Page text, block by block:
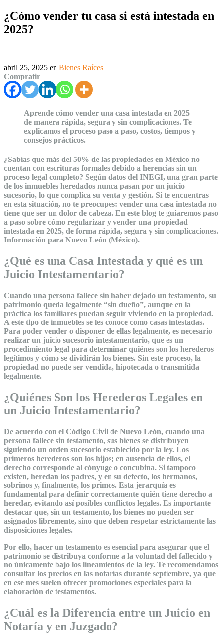
¿Cómo vender tu casa si está intestada en
2025?
abril 25, 2025 en Bienes Raíces
Compratir
Aprende cómo vender una casa intestada en 2025
de manera rápida, segura y sin complicaciones. Te
explicamos el proceso paso a paso, costos, tiempos y
consejos prácticos.
¿Sabías que más del 50% de las propiedades en México no
cuentan con escrituras formales debido a herencias sin un
proceso legal completo? Según datos del INEGI, una gran parte
de los inmuebles heredados nunca pasan por un juicio
sucesorio, lo que complica su venta y gestión. Si te encuentras
en esta situación, no te preocupes: vender una casa intestada no
tiene que ser un dolor de cabeza. En este blog te guiaremos paso
a paso sobre cómo regularizar y vender una propiedad
intestada en 2025, de forma rápida, segura y sin complicaciones.
Información para Nuevo León (México).
¿Qué es una Casa Intestada y qué es un
Juicio Intestamentario?
Cuando una persona fallece sin haber dejado un testamento, su
patrimonio queda legalmente “sin dueño”, aunque en la
práctica los familiares puedan seguir viviendo en la propiedad.
A este tipo de inmuebles se les conoce como casas intestadas.
Para poder vender o disponer de ellas legalmente, es necesario
realizar un juicio sucesorio intestamentario, que es un
procedimiento legal para determinar quiénes son los herederos
legítimos y cómo se dividirán los bienes. Sin este proceso, la
propiedad no puede ser vendida, hipotecada o transmitida
legalmente.
¿Quiénes Son los Herederos Legales en
un Juicio Intestamentario?
De acuerdo con el Código Civil de Nuevo León, cuando una
persona fallece sin testamento, sus bienes se distribuyen
siguiendo un orden sucesorio establecido por la ley. Los
primeros herederos son los hijos; en ausencia de ellos, el
derecho corresponde al cónyuge o concubina. Si tampoco
existen, heredan los padres, y en su defecto, los hermanos,
sobrinos y, finalmente, los primos. Esta jerarquía es
fundamental para definir correctamente quién tiene derecho a
heredar, evitando así posibles conflictos legales. Es importante
destacar que, sin un testamento, los bienes no pueden ser
asignados libremente, sino que deben respetar estrictamente las
disposiciones legales.
Por ello, hacer un testamento es esencial para asegurar que el
patrimonio se distribuya conforme a la voluntad del fallecido y
no únicamente bajo los lineamientos de la ley. Te recomendamos
consultar los precios en las notarías durante septiembre, ya que
en ese mes suelen ofrecer promociones especiales para la
elaboración de testamentos.
¿Cuál es la Diferencia entre un Juicio en
Notaría y en Juzgado?